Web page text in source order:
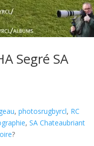
Segré SA
,photosrugbyrcl, RC
,SA Chateaubriant
?